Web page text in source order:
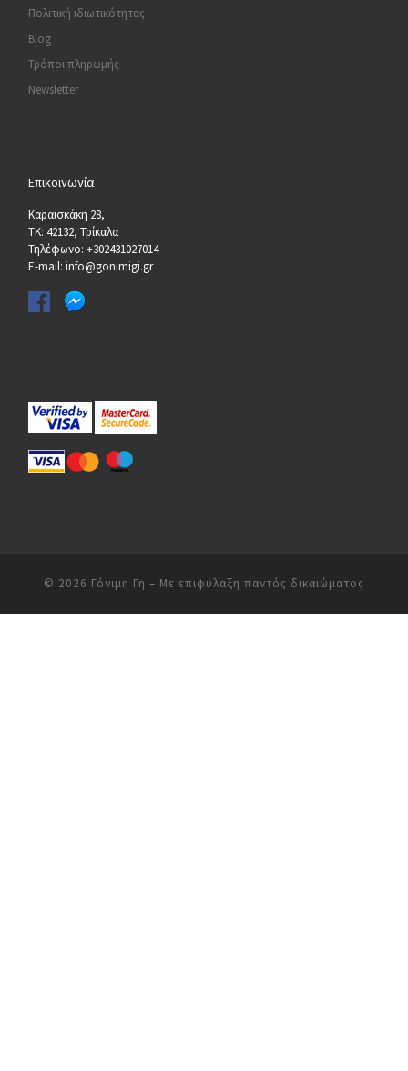
Πολιτική ιδιωτικότητας
Blog
Τρόποι πληρωμής
Newsletter
Επικοινωνία
Καραισκάκη 28,
ΤΚ: 42132, Τρίκαλα
Τηλέφωνο: +302431027014
E-mail: info@gonimigi.gr
© 2026 Γόνιμη Γη – Με επιφύλαξη παντός δικαιώματος